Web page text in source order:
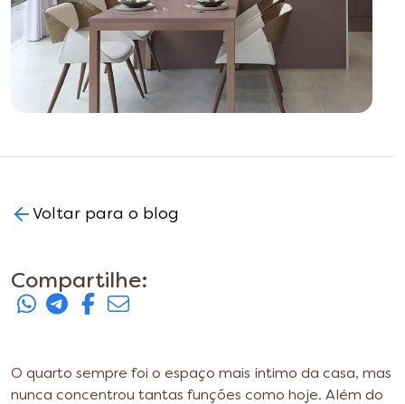
Voltar para o blog
Compartilhe:
O quarto sempre foi o espaço mais íntimo da casa, mas
nunca concentrou tantas funções como hoje. Além do